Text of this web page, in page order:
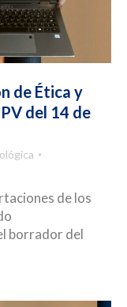
de Ética y
del 14 de
de los
borrador del